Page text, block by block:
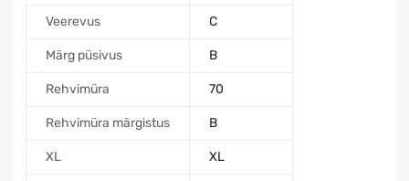
Veerevus C
Märg püsivus B
Rehvimüra 70
Rehvimüra märgistus B
XL XL